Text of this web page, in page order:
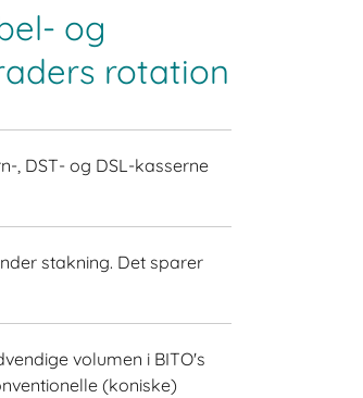
og
rotation
, DST- og DSL-kasserne
stakning. Det sparer
volumen i BITO's
(koniske)